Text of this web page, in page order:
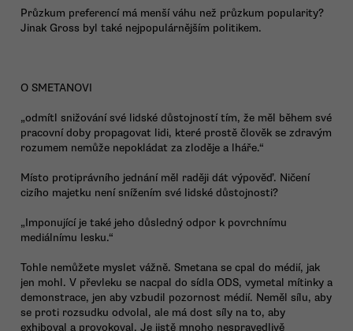
Průzkum preferencí má menší váhu než průzkum popularity?
Jinak Gross byl také nejpopulárnějším politikem.
O SMETANOVI
„odmítl snižování své lidské důstojností tím, že měl během své
pracovní doby propagovat lidi, které prostě člověk se zdravým
rozumem nemůže nepokládat za zloděje a lháře.“
Místo protiprávního jednání měl raději dát výpověď. Ničení
cizího majetku není snížením své lidské důstojnosti?
„Imponující je také jeho důsledný odpor k povrchnímu
mediálnímu lesku.“
Tohle nemůžete myslet vážně. Smetana se cpal do médií, jak
jen mohl. V převleku se nacpal do sídla ODS, vymetal mítinky a
demonstrace, jen aby vzbudil pozornost médií. Neměl sílu, aby
se proti rozsudku odvolal, ale má dost síly na to, aby
exhiboval a provokoval. Je jistě mnoho nespravedlivě